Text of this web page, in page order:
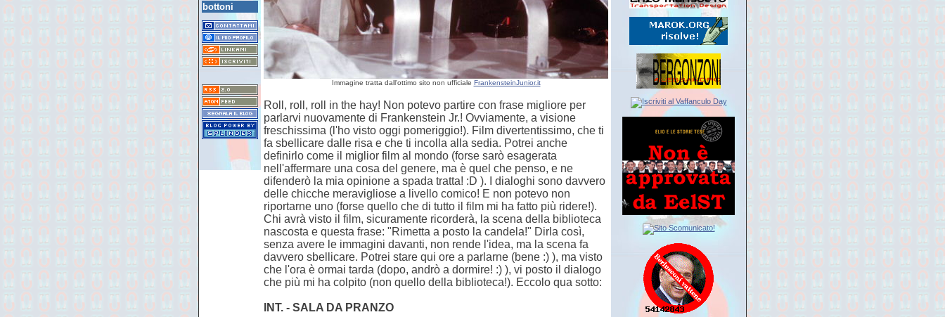
bottoni
Immagine tratta dall'ottimo sito non ufficiale FrankensteinJunior.it
Roll, roll, roll in the hay! Non potevo partire con frase migliore per
parlarvi nuovamente di Frankenstein Jr.! Ovviamente, a visione
freschissima (l'ho visto oggi pomeriggio!). Film divertentissimo, che ti
fa sbellicare dalle risa e che ti incolla alla sedia. Potrei anche
definirlo come il miglior film al mondo (forse sarò esagerata
nell'affermare una cosa del genere, ma è quel che penso, e ne
difenderò la mia opinione a spada tratta! :D ). I dialoghi sono davvero
delle chicche meravigliose a livello comico! E non potevo non
riportarne uno (forse quello che di tutto il film mi ha fatto più ridere!).
Chi avrà visto il film, sicuramente ricorderà, la scena della biblioteca
nascosta e questa frase: "Rimetta a posto la candela!" Dirla così,
senza avere le immagini davanti, non rende l'idea, ma la scena fa
davvero sbellicare. Potrei stare qui ore a parlarne (bene :) ), ma visto
che l'ora è ormai tarda (dopo, andrò a dormire! :) ), vi posto il dialogo
che più mi ha colpito (non quello della biblioteca!). Eccolo qua sotto:
INT. - SALA DA PRANZO